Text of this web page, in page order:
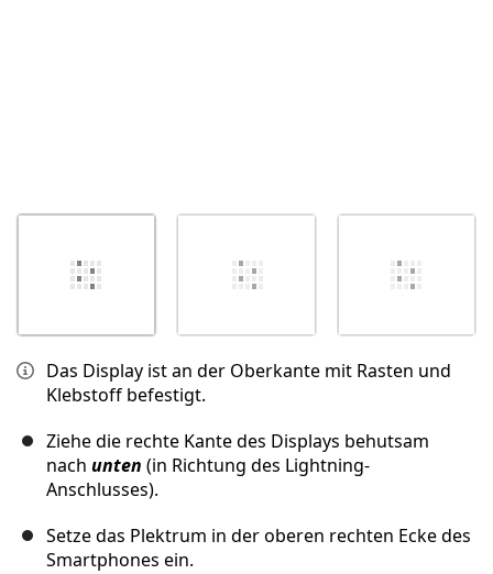
Das Display ist an der Oberkante mit Rasten und
Klebstoff befestigt.
Ziehe die rechte Kante des Displays behutsam
nach unten (in Richtung des Lightning-
Anschlusses).
Setze das Plektrum in der oberen rechten Ecke des
Smartphones ein.